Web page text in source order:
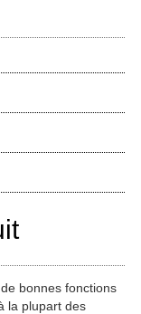
bonnes fonctions
la plupart des